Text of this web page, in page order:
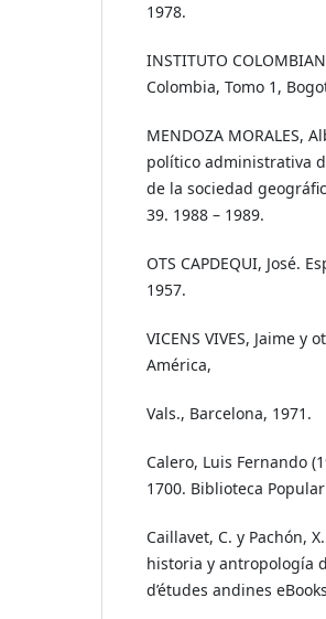
1978.
INSTITUTO
Colombia, Tomo 1,
MENDOZA MORALES,
político administrativa
de la sociedad
39. 1988 – 1989.
OTS CAPDEQUI, José.
1957.
VICENS VIVES, Jaime
América,
Vals., Barcelona, 1971.
Calero, Luis Fernando
1700. Biblioteca
Caillavet, C. y Pachón,
historia y antropología
d’études andines